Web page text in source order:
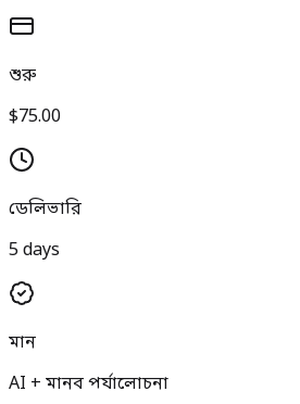
শুরু
$75.00
ডেলিভারি
5 days
মান
AI + মানব পর্যালোচনা